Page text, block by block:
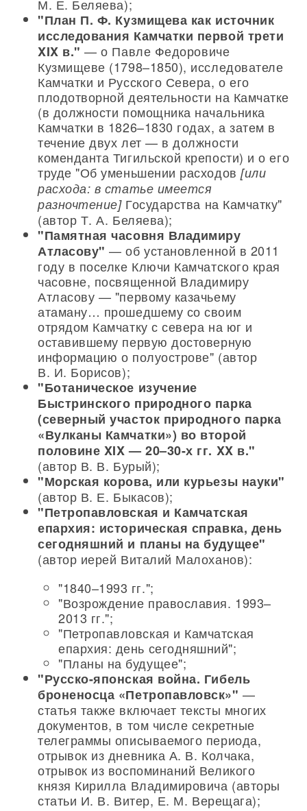
М. Е. Беляева);
"План П. Ф. Кузмищева как источник
исследования Камчатки первой трети
XIX в." — о Павле Федоровиче
Кузмищеве (1798–1850), исследователе
Камчатки и Русского Севера, о его
плодотворной деятельности на Камчатке
(в должности помощника начальника
Камчатки в 1826–1830 годах, а затем в
течение двух лет — в должности
коменданта Тигильской крепости) и о его
труде "Об уменьшении расходов[или
расхода: в статье имеется
разночтение]Государства на Камчатку"
(автор Т. А. Беляева);
"Памятная часовня Владимиру
Атласову" — об установленной в 2011
году в поселке Ключи Камчатского края
часовне, посвященной Владимиру
Атласову — "первому казачьему
атаману… прошедшему со своим
отрядом Камчатку с севера на юг и
оставившему первую достоверную
информацию о полуострове" (автор
В. И. Борисов);
"Ботаническое изучение
Быстринского природного парка
(северный участок природного парка
«Вулканы Камчатки») во второй
половине XIX — 20–30-х гг. XX в."
(автор В. В. Бурый);
"Морская корова, или курьезы науки"
(автор В. Е. Быкасов);
"Петропавловская и Камчатская
епархия: историческая справка, день
сегодняшний и планы на будущее"
(автор иерей Виталий Малоханов):
"1840–1993 гг.";
"Возрождение православия. 1993–
2013 гг.";
"Петропавловская и Камчатская
епархия: день сегодняшний";
"Планы на будущее";
"Русско-японская война. Гибель
броненосца «Петропавловск»" —
статья также включает тексты многих
документов, в том числе секретные
телеграммы описываемого периода,
отрывок из дневника А. В. Колчака,
отрывок из воспоминаний Великого
князя Кирилла Владимировича (авторы
статьи И. В. Витер, Е. М. Верещага);